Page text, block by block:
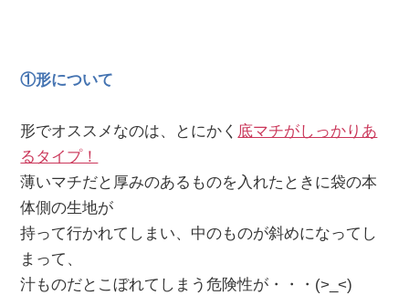
①形について
形でオススメなのは、とにかく 底マチがしっかりあ
るタイプ！
薄いマチだと厚みのあるものを入れたときに袋の本
体側の生地が
持って行かれてしまい、中のものが斜めになってし
まって、
汁ものだとこぼれてしまう危険性が・・・(>_<)